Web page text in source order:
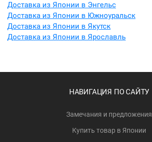
Доставка из Японии в Энгельс
Доставка из Японии в Южноуральск
Доставка из Японии в Якутск
Доставка из Японии в Ярославль
НАВИГАЦИЯ ПО САЙТУ
Замечания и предложения
Купить товар в Японии